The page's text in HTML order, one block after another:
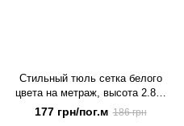
Стильный тюль сетка белого
цвета на метраж, высота 2.8 м
(0-126-5)
177 грн/пог.м 186 грн